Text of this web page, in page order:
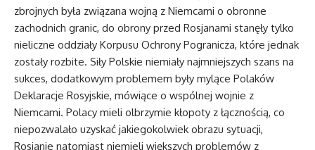
zbrojnych była związana wojną z Niemcami o obronne
zachodnich granic, do obrony przed Rosjanami stanęły tylko
nieliczne oddziały Korpusu Ochrony Pogranicza, które jednak
zostały rozbite. Siły Polskie niemiały najmniejszych szans na
sukces, dodatkowym problemem były mylące Polaków
Deklaracje Rosyjskie, mówiące o wspólnej wojnie z
Niemcami. Polacy mieli olbrzymie kłopoty z łącznością, co
niepozwalało uzyskać jakiegokolwiek obrazu sytuacji,
Rosjanie natomiast niemieli większych problemów z